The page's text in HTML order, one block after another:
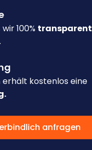
100% transparent
erhält kostenlos eine
anfragen